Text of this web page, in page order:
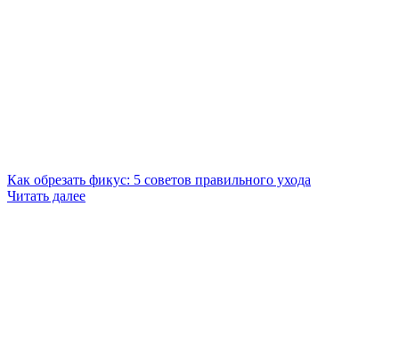
Как обрезать фикус: 5 советов правильного ухода
Читать далее